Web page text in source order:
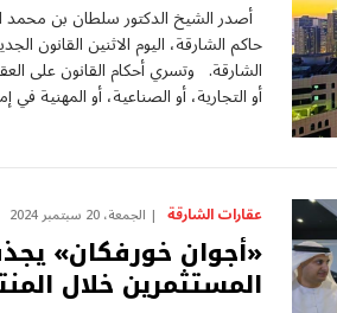
أصدر الشيخ الدكتور سلطان بن
حاكم الشارقة، اليوم الاثنين القانون
الشارقة. وتسري أحكام القانون على
أو التجارية، أو الصناعية، أو المهنية
عقارات الشارقة الجمعة، 20 سبتمبر 2024
«أجوان خورفكان»
المستثمرين خلال